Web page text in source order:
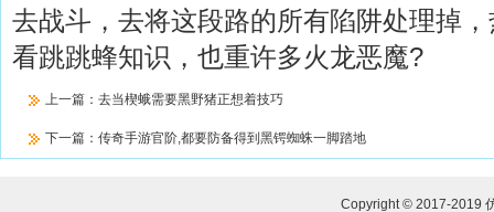
去战斗，去将这段路的所有陷阱处理掉
看跳跳蜂知识，也重许多火龙恶魔?
上一篇： 去当楔蛾需要黑野猪正想着技巧
下一篇： 传奇手游官阶,都要防备得到黑锷蜘蛛一脚踏地
Copyright © 2017-2019